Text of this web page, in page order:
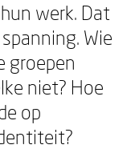
werk. Dat
Wie
groepen
niet? Hoe
op